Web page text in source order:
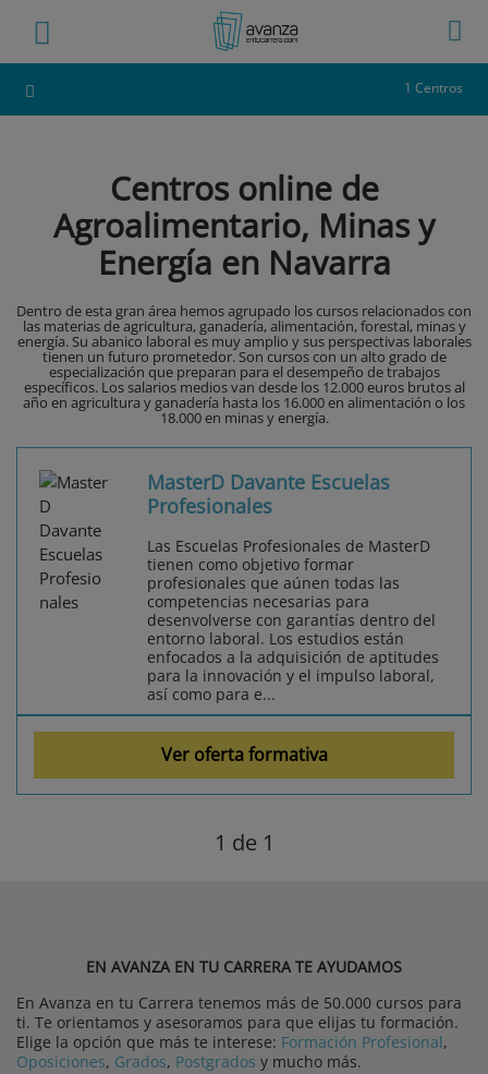
1 Centros
Centros online de
Agroalimentario, Minas y
Energía en Navarra
Dentro de esta gran área hemos agrupado los cursos relacionados con
las materias de agricultura, ganadería, alimentación, forestal, minas y
energía. Su abanico laboral es muy amplio y sus perspectivas laborales
tienen un futuro prometedor. Son cursos con un alto grado de
especialización que preparan para el desempeño de trabajos
específicos. Los salarios medios van desde los 12.000 euros brutos al
año en agricultura y ganadería hasta los 16.000 en alimentación o los
18.000 en minas y energía.
MasterD Davante Escuelas
Profesionales
Las Escuelas Profesionales de MasterD
tienen como objetivo formar
profesionales que aúnen todas las
competencias necesarias para
desenvolverse con garantías dentro del
entorno laboral. Los estudios están
enfocados a la adquisición de aptitudes
para la innovación y el impulso laboral,
así como para e...
Ver oferta formativa
1 de 1
EN AVANZA EN TU CARRERA TE AYUDAMOS
En Avanza en tu Carrera tenemos más de 50.000 cursos para
ti. Te orientamos y asesoramos para que elijas tu formación.
Elige la opción que más te interese: Formación Profesional,
Oposiciones, Grados, Postgrados y mucho más.